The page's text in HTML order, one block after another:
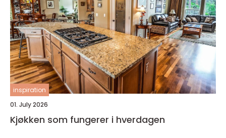
inspiration
01. July 2026
Kjøkken som fungerer i hverdagen